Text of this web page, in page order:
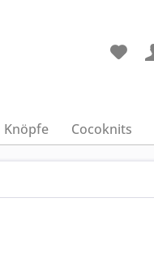
Knöpfe Cocoknits